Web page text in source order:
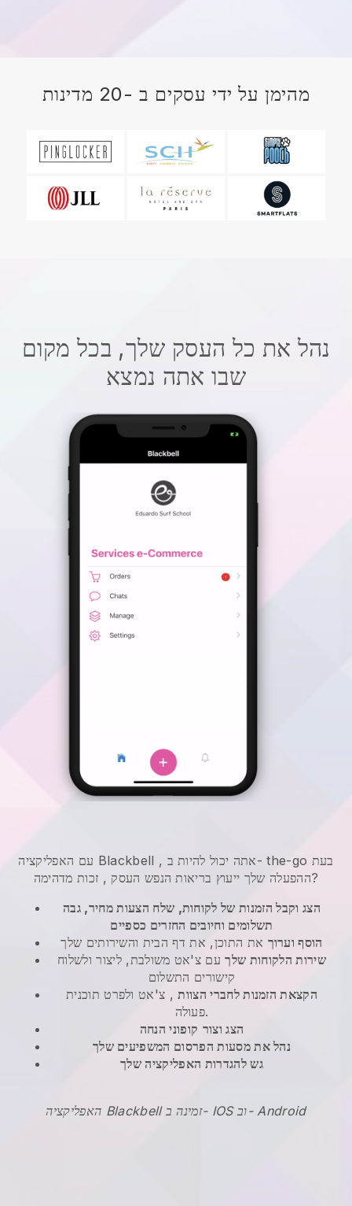
מהימן על ידי עסקים ב -20 מדינות
נהל את כל העסק שלך, בכל מקום
שבו אתה נמצא
Blackbell , אתה יכול להיות ב- the-go בעת
ההפעלה שלך ייעוץ בריאות הנפש העסק, זכות מדהימה?
הצג וקבל הזמנות של לקוחות, שלח הצעות מחיר, גבה
תשלומים וחיובים החזרים כספיים
הוסף וערוך את התוכן, את דף הבית והשירותים שלך
שירות הלקוחות שלךעם צ'אט משולבת, ליצור ולשלוח
קישורים התשלום
הקצאת הזמנות לחברי הצוות, צ'אט ולפרט תוכנית
פעולה.
הצג וצור קופוני הנחה
נהל את מסעות הפרסום המשפיעים שלך
גש להגדרות האפליקציה שלך
האפליקציה Blackbell זמינה ב- IOS וב- Android